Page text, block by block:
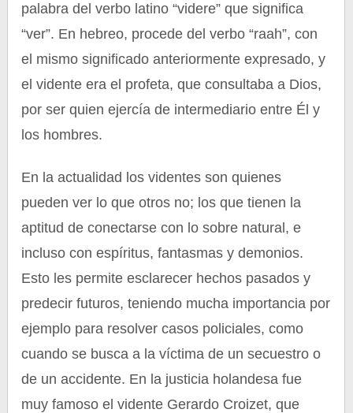
palabra del verbo latino “videre” que significa
“ver”. En hebreo, procede del verbo “raah”, con
el mismo significado anteriormente expresado, y
el vidente era el profeta, que consultaba a Dios,
por ser quien ejercía de intermediario entre Él y
los hombres.
En la actualidad los videntes son quienes
pueden ver lo que otros no; los que tienen la
aptitud de conectarse con lo sobre natural, e
incluso con espíritus, fantasmas y demonios.
Esto les permite esclarecer hechos pasados y
predecir futuros, teniendo mucha importancia por
ejemplo para resolver casos policiales, como
cuando se busca a la víctima de un secuestro o
de un accidente. En la justicia holandesa fue
muy famoso el vidente Gerardo Croizet, que